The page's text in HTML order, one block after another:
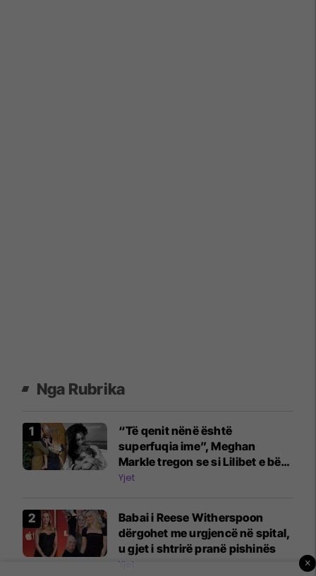
Nga Rubrika
“Të qenit nënë është
superfuqia ime”, Meghan
Markle tregon se si Lilibet e bën
të ndihet e guximshme
Yjet
Babai i Reese Witherspoon
dërgohet me urgjencë në spital,
u gjet i shtrirë pranë pishinës
Yjet ×